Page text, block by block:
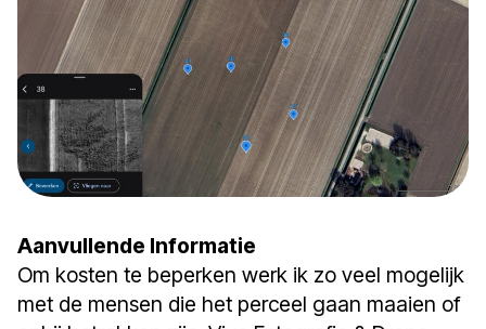
Aanvullende Informatie
Om kosten te beperken werk ik zo veel mogelijk
met de mensen die het perceel gaan maaien of